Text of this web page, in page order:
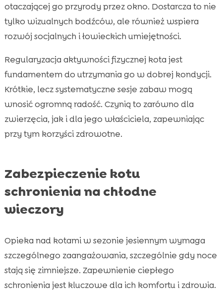
otaczającej go przyrody przez okno. Dostarcza to nie
tylko wizualnych bodźców, ale również wspiera
rozwój socjalnych i łowieckich umiejętności.
Regularyzacja aktywności fizycznej kota jest
fundamentem do utrzymania go w dobrej kondycji.
Krótkie, lecz systematyczne sesje zabaw mogą
wnosić ogromną radość. Czynią to zarówno dla
zwierzęcia, jak i dla jego właściciela, zapewniając
przy tym korzyści zdrowotne.
Zabezpieczenie kotu
schronienia na chłodne
wieczory
Opieka nad kotami w sezonie jesiennym wymaga
szczególnego zaangażowania, szczególnie gdy noce
stają się zimniejsze. Zapewnienie ciepłego
schronienia jest kluczowe dla ich komfortu i zdrowia.